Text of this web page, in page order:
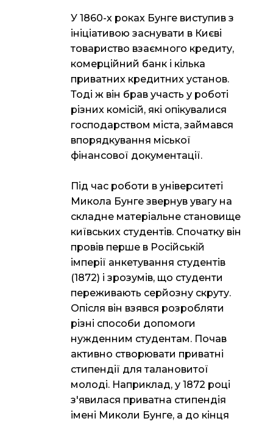
У 1860-х роках Бунге виступив з
ініціативою заснувати в Києві
товариство взаємного кредиту,
комерційний банк і кілька
приватних кредитних установ.
Тоді ж він брав участь у роботі
різних комісій, які опікувалися
господарством міста, займався
впорядкування міської
фінансової документації.
Під час роботи в університеті
Микола Бунге звернув увагу на
складне матеріальне становище
київських студентів. Спочатку він
провів перше в Російській
імперії анкетування студентів
(1872) і зрозумів, що студенти
переживають серйозну скруту.
Опісля він взявся розробляти
різні способи допомоги
нужденним студентам. Почав
активно створювати приватні
стипендії для талановитої
молоді. Наприклад, у 1872 році
з'явилася приватна стипендія
імені Миколи Бунге, а до кінця